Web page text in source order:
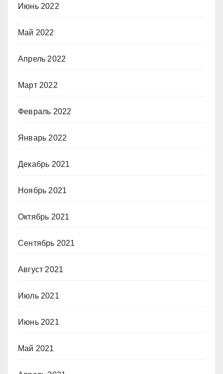
Июнь 2022
Май 2022
Апрель 2022
Март 2022
Февраль 2022
Январь 2022
Декабрь 2021
Ноябрь 2021
Октябрь 2021
Сентябрь 2021
Август 2021
Июль 2021
Июнь 2021
Май 2021